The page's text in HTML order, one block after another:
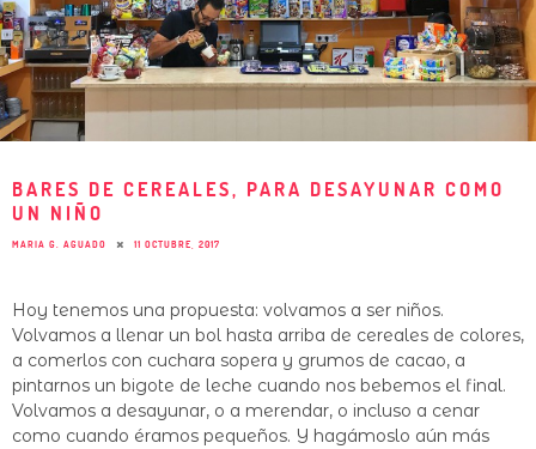
BARES DE CEREALES, PARA DESAYUNAR COMO
UN NIÑO
MARIA G. AGUADO 11 OCTUBRE, 2017
Hoy tenemos una propuesta: volvamos a ser niños.
Volvamos a llenar un bol hasta arriba de cereales de colores,
a comerlos con cuchara sopera y grumos de cacao, a
pintarnos un bigote de leche cuando nos bebemos el final.
Volvamos a desayunar, o a merendar, o incluso a cenar
como cuando éramos pequeños. Y hagámoslo aún más